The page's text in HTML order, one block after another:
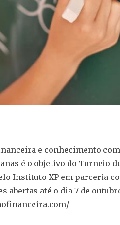
e conhecimento
é o objetivo do Torneio
Instituto XP em parceria
abertas até o dia 7 de